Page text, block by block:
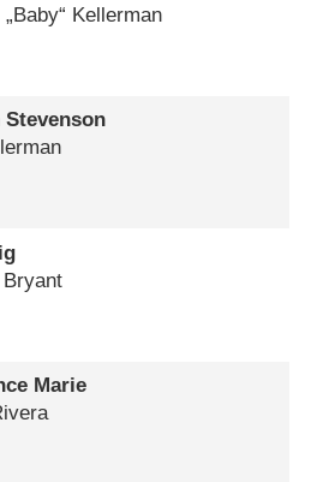
Kellerman
Stevenson
Marie